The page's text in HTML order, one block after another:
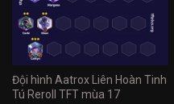
Đội hình Aatrox Liên Hoàn Tinh
Tú Reroll TFT mùa 17